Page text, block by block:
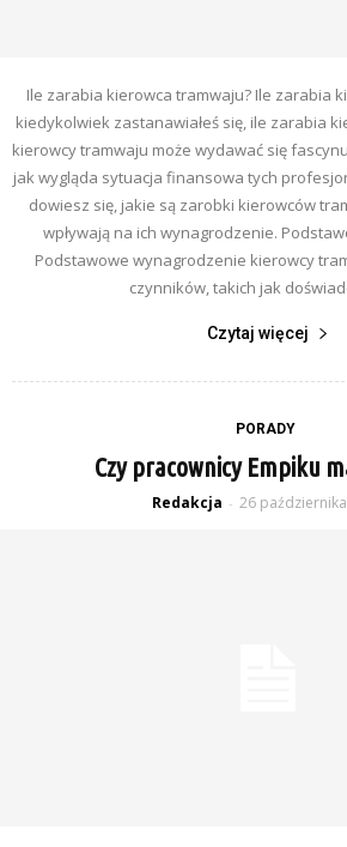
Ile zarabia kierowca tramwaju? Ile zarabia
kiedykolwiek zastanawiałeś się, ile zarabia
kierowcy tramwaju może wydawać się
jak wygląda sytuacja finansowa tych
dowiesz się, jakie są zarobki kierowców
wpływają na ich wynagrodzenie.
Podstawowe wynagrodzenie kierowcy
czynników, takich jak
Czytaj więcej
PORADY
Czy pracownicy Empiku
Redakcja - 26